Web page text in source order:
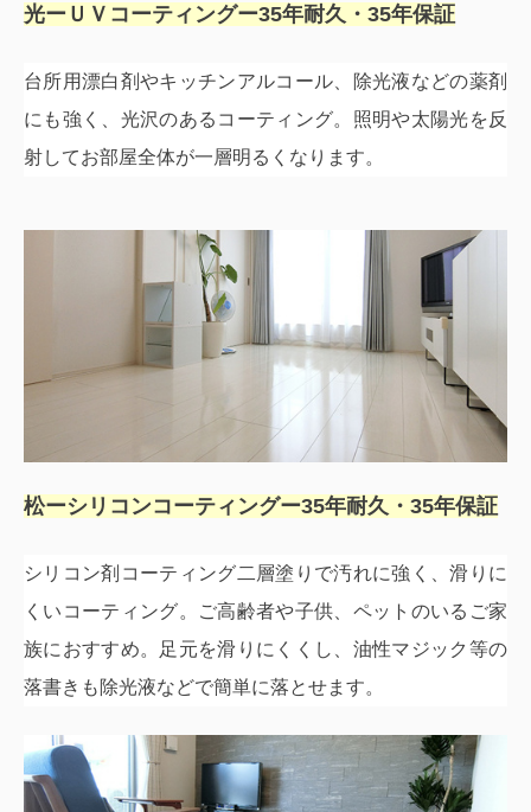
光ーＵＶコーティングー35年耐久・ 35年保証
台所用漂白剤やキッチンアルコール、除光液などの薬剤
にも強く、光沢のあるコーティング。照明や太陽光を反
射してお部屋全体が一層明るくなります。
松ーシリコンコーティングー35年耐久・ 35年保証
シリコン剤コーティング二層塗りで汚れに強く、滑りに
くいコーティング。
ご高齢者や子供、ペットのいるご家
族におすすめ。 足元を滑りにくくし、油性マジック等の
落書きも除光液などで簡単に落とせます。